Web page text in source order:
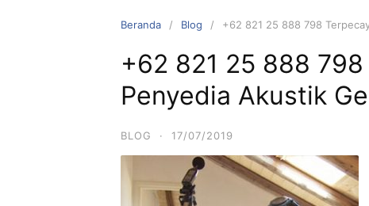
Beranda Blog +62 821 25 888 798
+62 821 25 888
Penyedia Akustik
BLOG · 17/07/2019